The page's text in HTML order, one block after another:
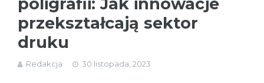
przekształcają sektor
druku
Redakcja 30 listopada, 2023